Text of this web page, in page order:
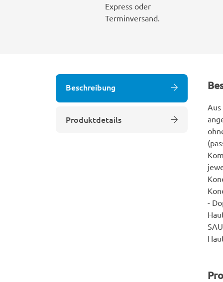
Express oder
Terminversand.
Beschreibung
Produktdetails
-